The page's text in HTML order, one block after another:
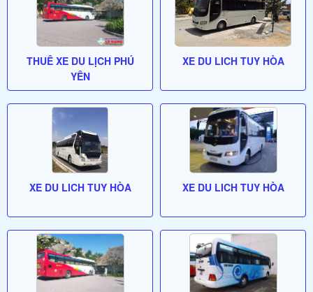
THUÊ XE DU LỊCH PHÚ
YÊN
XE DU LICH TUY HÒA
XE DU LICH TUY HÒA XE DU LICH TUY HÒA